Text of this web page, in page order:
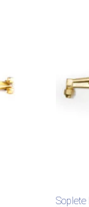
Soplete